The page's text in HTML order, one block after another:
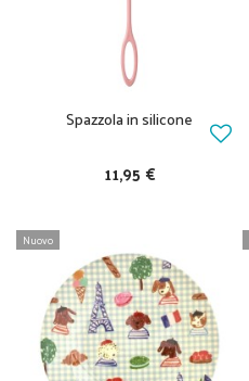
Spazzola in silicone
11,95 €
Nuovo